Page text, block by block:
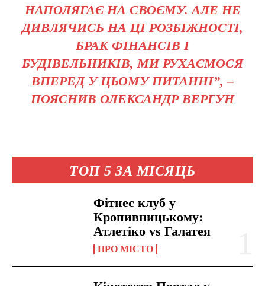
ТОП 5 ЗА МІСЯЦЬ
Фітнес клуб у
Кропивницькому:
Атлетіко vs Галатея
ПРО МІСТО
НАПОЛЯГАЄ НА СВОЄМУ. АЛЕ НЕ
ДИВЛЯЧИСЬ НА ЦІ РОЗБІЖНОСТІ,
БРАК ФІНАНСІВ І
БУДІВЕЛЬНИКІВ, МИ РУХАЄМОСЯ
ВПЕРЕД У ЦЬОМУ ПИТАННІ”, –
ПОЯСНИВ ОЛЕКСАНДР ВЕРГУН